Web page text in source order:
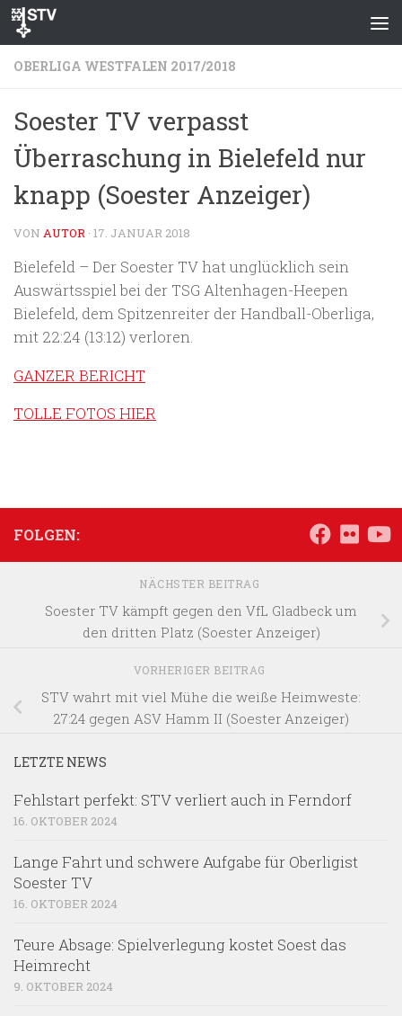
Zum Inhalt springen
OBERLIGA WESTFALEN 2017/2018
Soester TV verpasst
Überraschung in Bielefeld nur
knapp (Soester Anzeiger)
VON AUTOR · 17. JANUAR 2018
Bielefeld – Der Soester TV hat unglücklich sein
Auswärtsspiel bei der TSG Altenhagen-Heepen
Bielefeld, dem Spitzenreiter der Handball-Oberliga,
mit 22:24 (13:12) verloren.
GANZER BERICHT
TOLLE FOTOS HIER
FOLGEN:
NÄCHSTER BEITRAG
Soester TV kämpft gegen den VfL Gladbeck um
den dritten Platz (Soester Anzeiger)
VORHERIGER BEITRAG
STV wahrt mit viel Mühe die weiße Heimweste:
27:24 gegen ASV Hamm II (Soester Anzeiger)
LETZTE NEWS
Fehlstart perfekt: STV verliert auch in Ferndorf
16. OKTOBER 2024
Lange Fahrt und schwere Aufgabe für Oberligist
Soester TV
16. OKTOBER 2024
Teure Absage: Spielverlegung kostet Soest das
Heimrecht
9. OKTOBER 2024